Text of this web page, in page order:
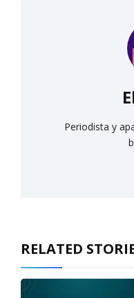
Periodista y
RELATED